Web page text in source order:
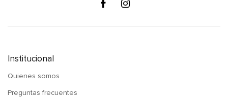
Institucional
Quienes somos
Preguntas frecuentes